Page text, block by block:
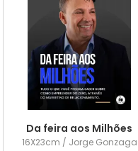
Da feira aos Milhões
16X23cm / Jorge Gonzaga